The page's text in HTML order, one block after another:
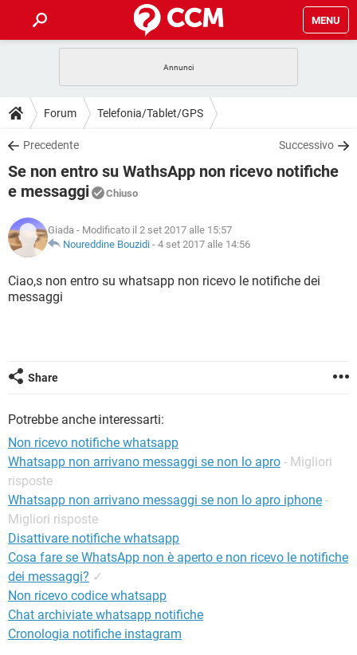
MENU
INTRATTENIMENTO ANDROID
iOS
INSTAGRAM WHATSAPP
TIKTOK
HARDWARE
GUIDE
COVID-19 GAMING
iOS
TIKTOK FACEBOOK
DOWNLOAD
COVID-19 GAMING
INTRATTENIMENTO
iOS WINDOWS 10
INSTAGRAM
TIKTOK FACEBOOK
INTRATTENIMENTO ANDROID
INSTAGRAM
GLOSSARIO
COVID-19
INTRATTENIMENTO ANDROID
Forum Telefonia/Tablet/GPS
Precedente Successivo
Se non entro su WathsApp non ricevo notifiche
e messaggi
Chiuso
Giada - Modificato il 2 set 2017 alle 15:57
Noureddine Bouzidi - 4 set 2017 alle 14:56
Ciao,s non entro su whatsapp non ricevo le notifiche dei
messaggi
Share
Potrebbe anche interessarti:
Non ricevo notifiche whatsapp
Whatsapp non arrivano messaggi se non lo apro - Migliori
risposte
Whatsapp non arrivano messaggi se non lo apro iphone -
Migliori risposte
Disattivare notifiche whatsapp
Cosa fare se WhatsApp non è aperto e non ricevo le notifiche
dei messaggi? ✓
Non ricevo codice whatsapp
Chat archiviate whatsapp notifiche
Cronologia notifiche instagram